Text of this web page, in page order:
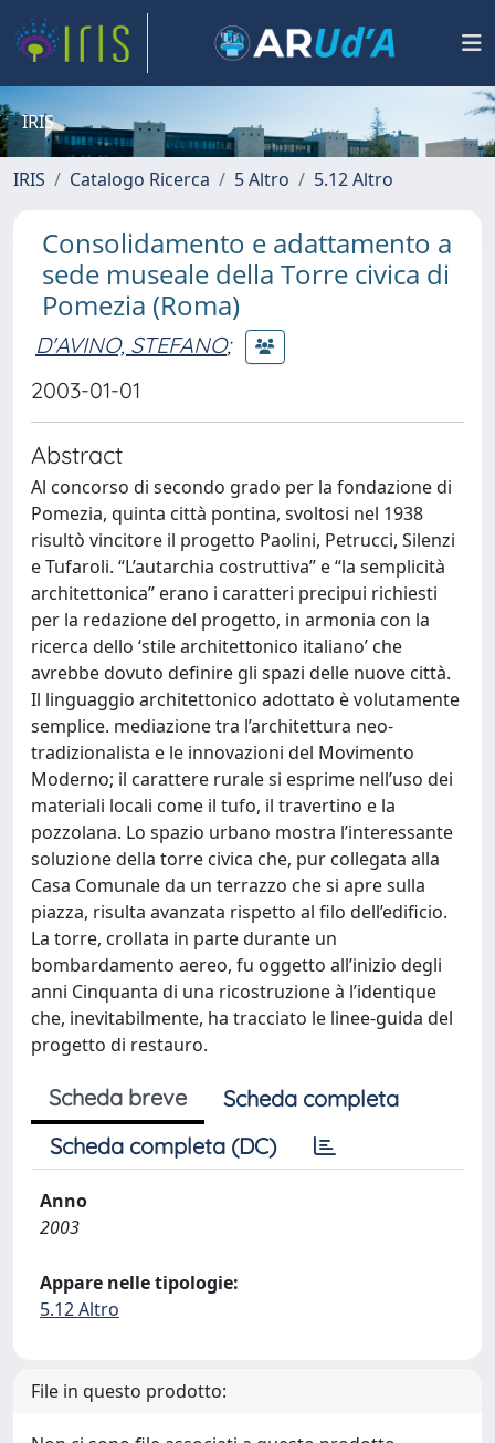
IRIS
IRIS Catalogo Ricerca 5 Altro 5.12 Altro
Consolidamento e adattamento a
sede museale della Torre civica di
Pomezia (Roma)
D'AVINO, STEFANO;
2003-01-01
Abstract
Al concorso di secondo grado per la fondazione di
Pomezia, quinta città pontina, svoltosi nel 1938
risultò vincitore il progetto Paolini, Petrucci, Silenzi
e Tufaroli. “L’autarchia costruttiva” e “la semplicità
architettonica” erano i caratteri precipui richiesti
per la redazione del progetto, in armonia con la
ricerca dello ‘stile architettonico italiano’ che
avrebbe dovuto definire gli spazi delle nuove città.
Il linguaggio architettonico adottato è volutamente
semplice. mediazione tra l’architettura neo-
tradizionalista e le innovazioni del Movimento
Moderno; il carattere rurale si esprime nell’uso dei
materiali locali come il tufo, il travertino e la
pozzolana. Lo spazio urbano mostra l’interessante
soluzione della torre civica che, pur collegata alla
Casa Comunale da un terrazzo che si apre sulla
piazza, risulta avanzata rispetto al filo dell’edificio.
La torre, crollata in parte durante un
bombardamento aereo, fu oggetto all’inizio degli
anni Cinquanta di una ricostruzione à l’identique
che, inevitabilmente, ha tracciato le linee-guida del
progetto di restauro.
Scheda breve
Scheda completa
Scheda completa (DC)
Anno
2003
Appare nelle tipologie:
5.12 Altro
File in questo prodotto: